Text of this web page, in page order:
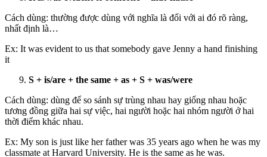
Cách dùng: thường được dùng với nghĩa là đối với ai đó rõ ràng,
nhất định là…
Ex: It was evident to us that somebody gave Jenny a hand finishing
it
S + is/are + the same + as + S + was/were
Cách dùng: dùng để so sánh sự trùng nhau hay giống nhau hoặc
tương đồng giữa hai sự việc, hai người hoặc hai nhóm người ở hai
thời điểm khác nhau.
Ex: My son is just like her father was 35 years ago when he was my
classmate at Harvard University. He is the same as he was.